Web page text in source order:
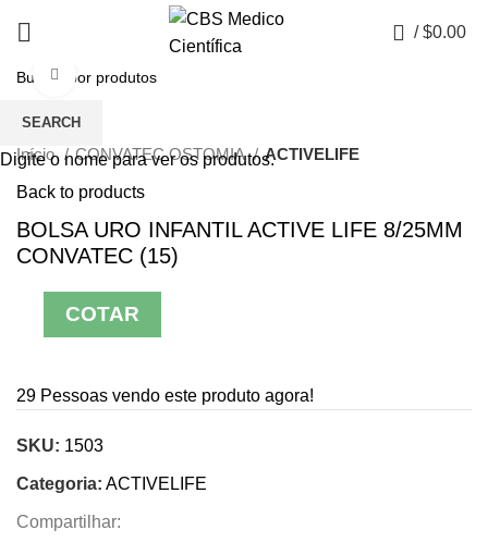
/ $0.00
Click to enlarge
Início CONVATEC OSTOMIA ACTIVELIFE
Back to products
BOLSA URO INFANTIL ACTIVE LIFE 8/25MM
CONVATEC (15)
COTAR
29 Pessoas vendo este produto agora!
SKU: 1503
Categoria: ACTIVELIFE
Compartilhar:
SEARCH
Digite o nome para ver os produtos.